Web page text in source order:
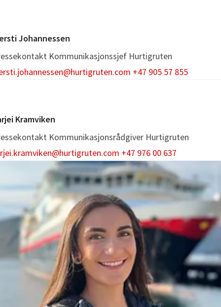
Johannessen
Kommunikasjonssjef Hurtigruten
+47 905 57 855
Kramviken
Kommunikasjonsrådgiver Hurtigruten
+47 976 00 637